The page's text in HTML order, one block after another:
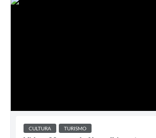
CULTURA TURISMO